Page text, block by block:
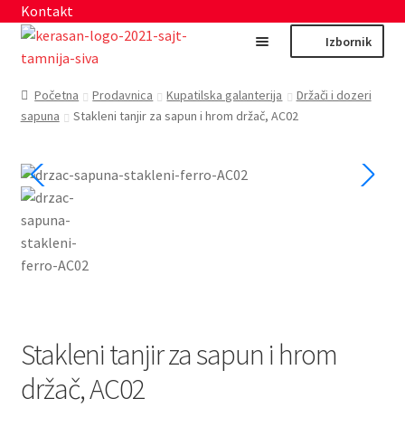
Kontakt
Preskoči
na
Skoči
na
Izbornik
Početna
Prodavnica
Izdvajamo
Kupatilska galanterija
Početna Prodavnica Kupatilska galanterija
Držači i dozeri
sapuna
Stakleni tanjir za sapun i hrom držač, AC02
Stakleni tanjir za sapun i hrom
držač, AC02